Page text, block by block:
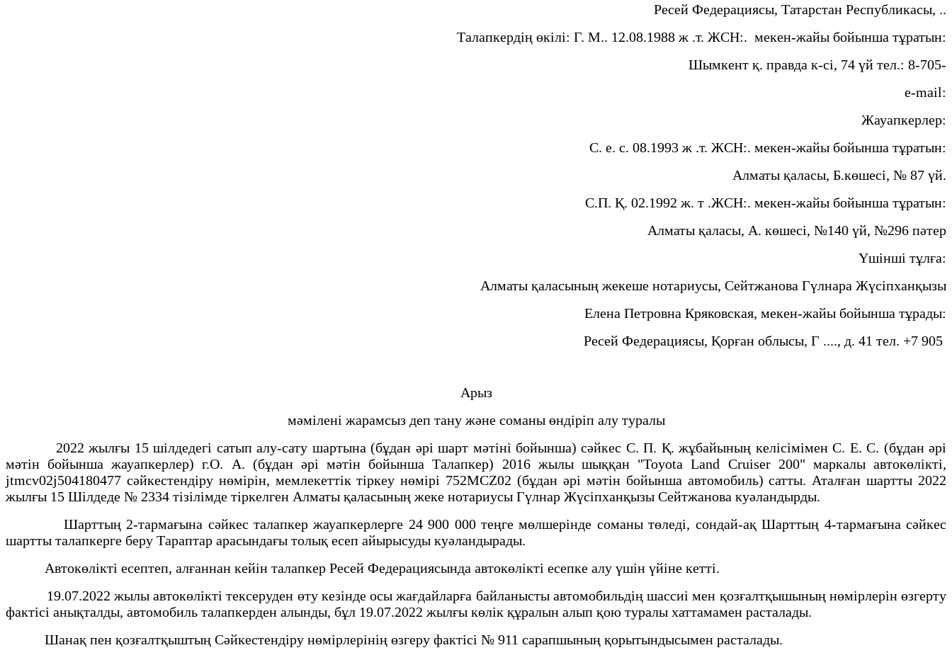
Ресей Федерациясы, Татарстан Республикасы, ..
Талапкердің өкілі: Г. М.. 12.08.1988 ж .т. ЖСН:. мекен-жайы бойынша тұратын:
Шымкент қ. правда к-сі, 74 үй тел.: 8-705-
e-mail:
Жауапкерлер:
С. е. с. 08.1993 ж .т. ЖСН:. мекен-жайы бойынша тұратын:
Алматы қаласы, Б.көшесі, № 87 үй.
С.П. Қ. 02.1992 ж. т .ЖСН:. мекен-жайы бойынша тұратын:
Алматы қаласы, А. көшесі, №140 үй, №296 пәтер
Үшінші тұлға:
Алматы қаласының жекеше нотариусы, Сейтжанова Гүлнара Жүсіпханқызы
Елена Петровна Кряковская, мекен-жайы бойынша тұрады:
Ресей Федерациясы, Қорған облысы, Г ...., д. 41 тел. +7 905
Арыз
мәмілені жарамсыз деп тану және соманы өндіріп алу туралы
2022 жылғы 15 шілдедегі сатып алу-сату шартына (бұдан әрі шарт мәтіні бойынша) сәйкес С. П. Қ. жұбайының келісімімен С. Е. С. (бұдан әрі
мәтін бойынша жауапкерлер) г.О. А. (бұдан әрі мәтін бойынша Талапкер) 2016 жылы шыққан "Toyota Land Cruiser 200" маркалы автокөлікті,
jtmcv02j504180477 сәйкестендіру нөмірін, мемлекеттік тіркеу нөмірі 752MCZ02 (бұдан әрі мәтін бойынша автомобиль) сатты. Аталған шартты 2022
жылғы 15 Шілдеде № 2334 тізілімде тіркелген Алматы қаласының жеке нотариусы Гүлнар Жүсіпханқызы Сейтжанова куәландырды.
Шарттың 2-тармағына сәйкес талапкер жауапкерлерге 24 900 000 теңге мөлшерінде соманы төледі, сондай-ақ Шарттың 4-тармағына сәйкес
шартты талапкерге беру Тараптар арасындағы толық есеп айырысуды куәландырады.
Автокөлікті есептеп, алғаннан кейін талапкер Ресей Федерациясында автокөлікті есепке алу үшін үйіне кетті.
19.07.2022 жылы автокөлікті тексеруден өту кезінде осы жағдайларға байланысты автомобильдің шассиі мен қозғалтқышының нөмірлерін өзгерту
фактісі анықталды, автомобиль талапкерден алынды, бұл 19.07.2022 жылғы көлік құралын алып қою туралы хаттамамен расталады.
Шанақ пен қозғалтқыштың Сәйкестендіру нөмірлерінің өзгеру фактісі № 911 сарапшының қорытындысымен расталады.